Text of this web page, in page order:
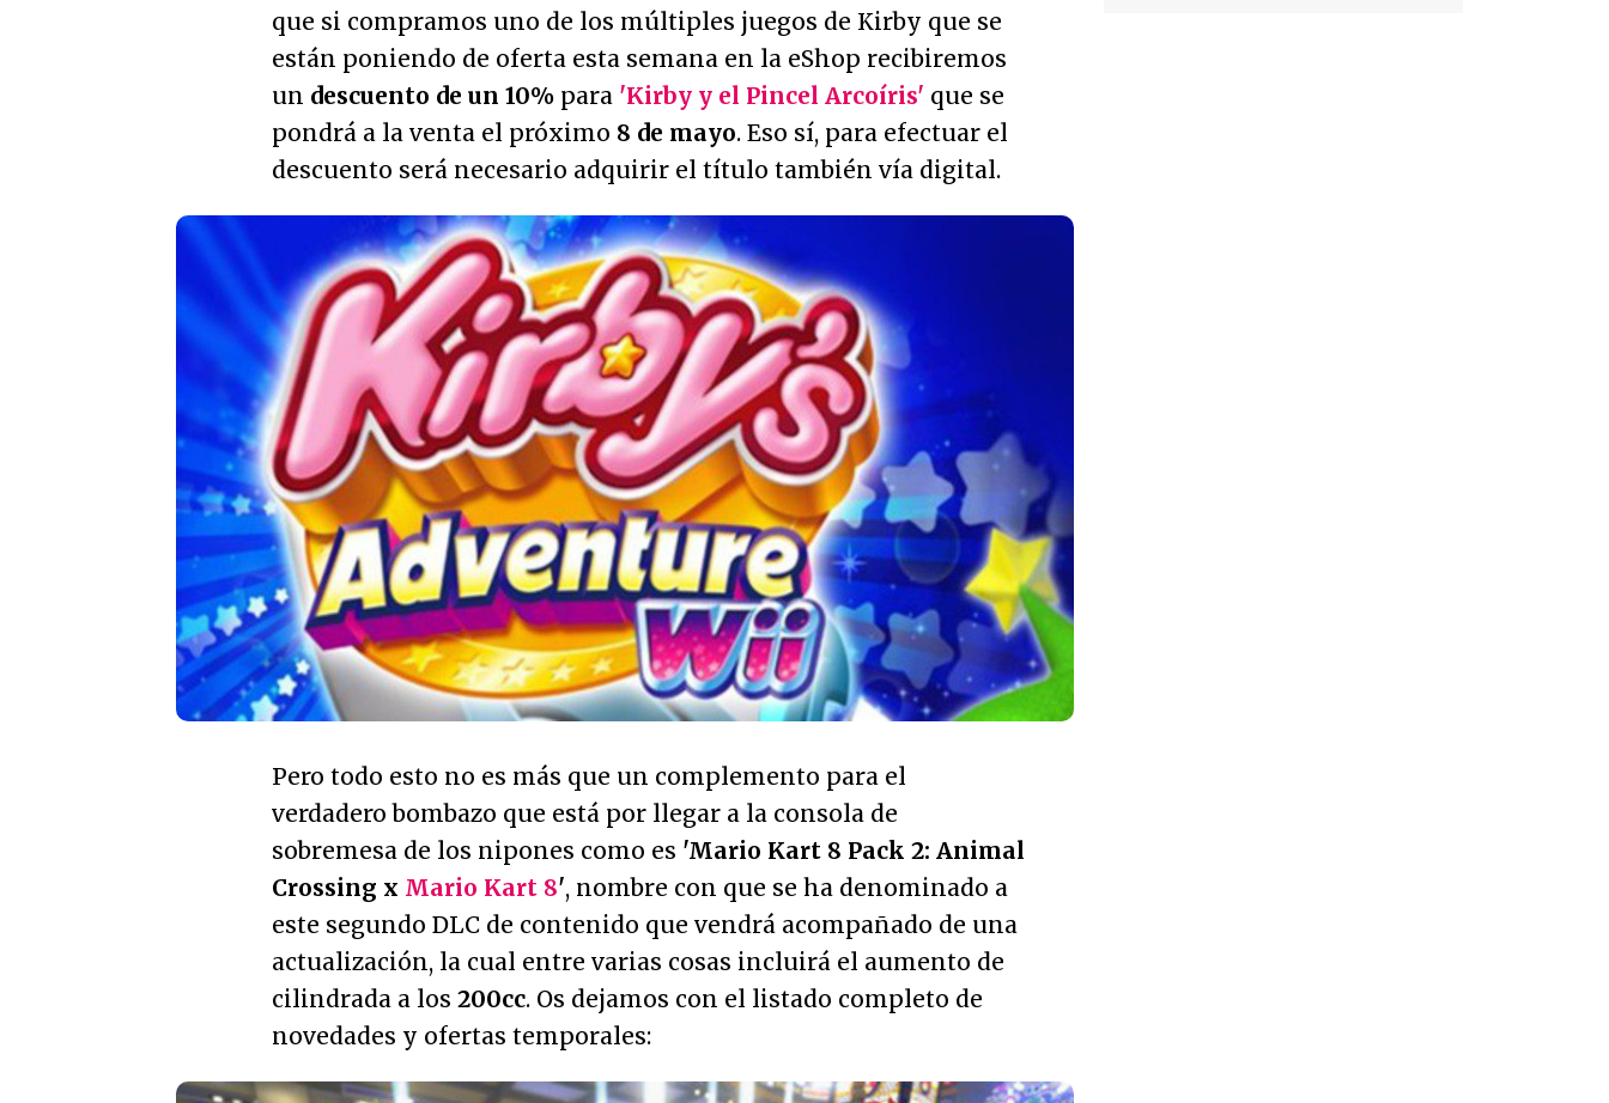
que si compramos uno de los múltiples juegos de Kirby que se
están poniendo de oferta esta semana en la eShop recibiremos
un descuento de un 10% para 'Kirby y el Pincel Arcoíris' que se
pondrá a la venta el próximo 8 de mayo. Eso sí, para efectuar el
descuento será necesario adquirir el título también vía digital.
Pero todo esto no es más que un complemento para el
verdadero bombazo que está por llegar a la consola de
sobremesa de los nipones como es 'Mario Kart 8 Pack 2: Animal
Crossing x Mario Kart 8', nombre con que se ha denominado a
este segundo DLC de contenido que vendrá acompañado de una
actualización, la cual entre varias cosas incluirá el aumento de
cilindrada a los 200cc. Os dejamos con el listado completo de
novedades y ofertas temporales: